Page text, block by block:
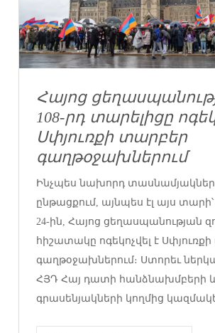
Հայոց
108-րդ տարելիցը
Սփյուռքի տարբեր
գաղթօջախներում
Ինչպես նախորդ
ընթացքում, այնպես էլ այս
24-ին, Հայոց ցեղասպանության
հիշատակը ոգեկոչվել է
գաղթօջախներում։ Ստորեւ
ՀՅԴ Հայ դատի հանձնախմբերի
գրասենյակների կողմից